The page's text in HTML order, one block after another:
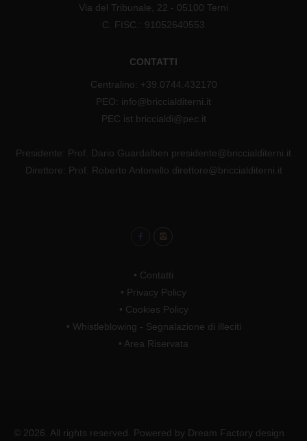
Via del Tribunale, 22 - 05100 Terni
C. FISC.: 91052640553
CONTATTI
Centralino: +39.0744.432170
PEO: info@briccialditerni.it
PEC ist.briccialdi@pec.it
Presidente: Prof. Dario Guardalben presidente@briccialditerni.it
Direttore: Prof. Roberto Antonello direttore@briccialditerni.it
• Contatti
• Privacy Policy
• Cookies Policy
• Whistleblowing - Segnalazione di illeciti
• Area Riservata
© 2026. All rights reserved. Powered by Dream Factory design